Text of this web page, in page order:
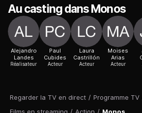
Regarder la TV en direct / Programme TV
Au casting dans Monos
Alejandro
Landes
Réalisateur
Paul
Cubides
Acteur
Laura
Castrillón
Acteur
Moises
Arias
Acteur